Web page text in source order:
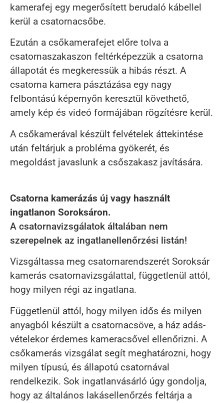
kamerafej egy megerősített berudaló kábellel
kerül a csatornacsőbe.
Ezután a csőkamerafejet előre tolva a
csatornaszakaszon feltérképezzük a csatorna
állapotát és megkeressük a hibás részt. A
csatorna kamera pásztázása egy nagy
felbontású képernyőn keresztül követhető,
amely kép és videó formájában rögzítésre kerül.
A csőkamerával készült felvételek áttekintése
után feltárjuk a probléma gyökerét, és
megoldást javaslunk a csőszakasz javítására.
Csatorna kamerázás új vagy használt
ingatlanon Soroksáron.
A csatornavizsgálatok általában nem
szerepelnek az ingatlanellenőrzési listán!
Vizsgáltassa meg csatornarendszerét Soroksár
kamerás csatornavizsgálattal, függetlenül attól,
hogy milyen régi az ingatlana.
Függetlenül attól, hogy milyen idős és milyen
anyagból készült a csatornacsöve, a ház adás-
vételekor érdemes kameracsővel ellenőrizni. A
csőkamerás vizsgálat segít meghatározni, hogy
milyen típusú, és állapotú csatornával
rendelkezik. Sok ingatlanvásárló úgy gondolja,
hogy az általános lakásellenőrzés feltárja a